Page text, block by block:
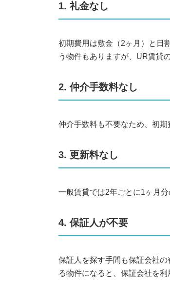
1. 礼金なし
初期費用は敷金（2ヶ月）と日
う物件もありますが、UR賃貸
2. 仲介手数料なし
仲介手数料も不要なため、初期
3. 更新料なし
一般賃貸では2年ごとに1ヶ月
4. 保証人が不要
保証人を探す手間も保証会社
る物件になると、保証会社を